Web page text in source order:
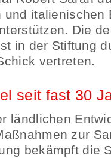
und italienischen
Die
in der Stiftung
vertreten.
seit fast 30
ländlichen
zur
bekämpft die